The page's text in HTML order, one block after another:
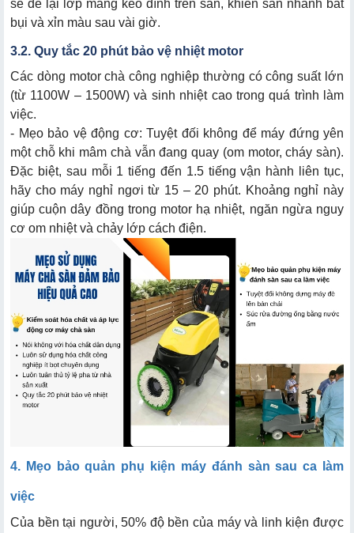
sẽ để lại lớp màng keo dính trên sàn, khiến sàn nhanh bắt
bụi và xỉn màu sau vài giờ.
3.2. Quy tắc 20 phút bảo vệ nhiệt motor
Các dòng motor chà công nghiệp thường có công suất lớn
(từ 1100W – 1500W) và sinh nhiệt cao trong quá trình làm
việc.
- Mẹo bảo vệ động cơ: Tuyệt đối không để máy đứng yên
một chỗ khi mâm chà vẫn đang quay (om motor, cháy sàn).
Đặc biệt, sau mỗi 1 tiếng đến 1.5 tiếng vận hành liên tục,
hãy cho máy nghỉ ngơi từ 15 – 20 phút. Khoảng nghỉ này
giúp cuộn dây đồng trong motor hạ nhiệt, ngăn ngừa nguy
cơ om nhiệt và chảy lớp cách điện.
4. Mẹo bảo quản phụ kiện máy đánh sàn sau ca làm
việc
Của bền tại người, 50% độ bền của máy và linh kiện được